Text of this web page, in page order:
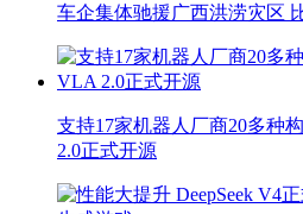
车企集体驰援广西洪涝灾区
支持17家机器人厂商20多种
2.0正式开源